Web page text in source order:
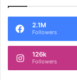
2.1M
Followers
126k
Followers